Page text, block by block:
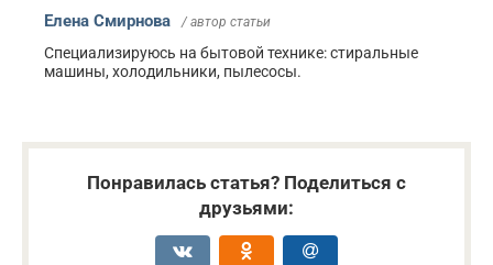
Елена Смирнова / автор статьи
Специализируюсь на бытовой технике: стиральные
машины, холодильники, пылесосы.
Понравилась статья? Поделиться с
друзьями: